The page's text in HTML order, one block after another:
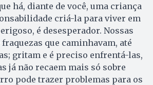
há, diante de você, uma criança
criá-la para viver em
é desesperador. Nossas
que caminhavam, até
gritam e é preciso enfrentá-las,
já não recaem mais só sobre
pode trazer problemas para os